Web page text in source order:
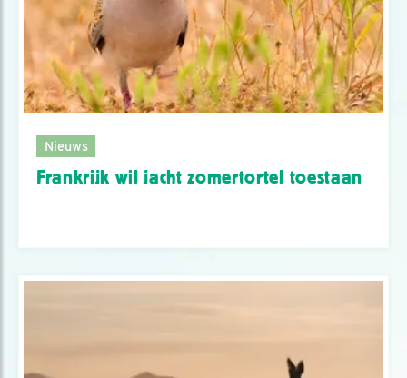
Nieuws
Frankrijk wil jacht zomertortel toestaan